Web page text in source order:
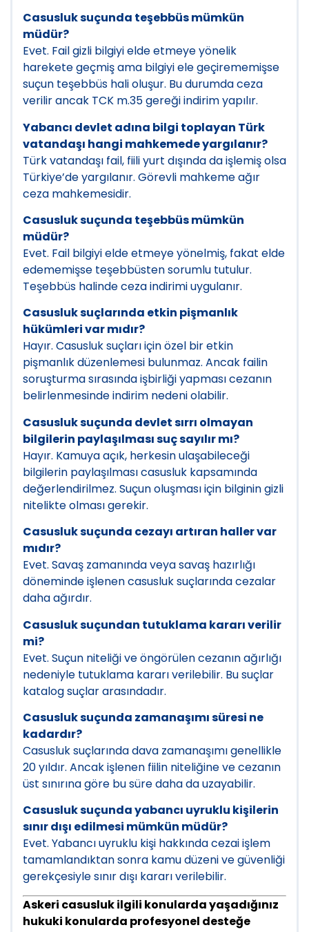
Casusluk suçunda teşebbüs mümkün
müdür?
Evet. Fail gizli bilgiyi elde etmeye yönelik
harekete geçmiş ama bilgiyi ele geçirememişse
suçun teşebbüs hali oluşur. Bu durumda ceza
verilir ancak TCK m.35 gereği indirim yapılır.
Yabancı devlet adına bilgi toplayan Türk
vatandaşı hangi mahkemede yargılanır?
Türk vatandaşı fail, fiili yurt dışında da işlemiş olsa
Türkiye’de yargılanır. Görevli mahkeme ağır
ceza mahkemesidir.
Casusluk suçunda teşebbüs mümkün
müdür?
Evet. Fail bilgiyi elde etmeye yönelmiş, fakat elde
edememişse teşebbüsten sorumlu tutulur.
Teşebbüs halinde ceza indirimi uygulanır.
Casusluk suçlarında etkin pişmanlık
hükümleri var mıdır?
Hayır. Casusluk suçları için özel bir etkin
pişmanlık düzenlemesi bulunmaz. Ancak failin
soruşturma sırasında işbirliği yapması cezanın
belirlenmesinde indirim nedeni olabilir.
Casusluk suçunda devlet sırrı olmayan
bilgilerin paylaşılması suç sayılır mı?
Hayır. Kamuya açık, herkesin ulaşabileceği
bilgilerin paylaşılması casusluk kapsamında
değerlendirilmez. Suçun oluşması için bilginin gizli
nitelikte olması gerekir.
Casusluk suçunda cezayı artıran haller var
mıdır?
Evet. Savaş zamanında veya savaş hazırlığı
döneminde işlenen casusluk suçlarında cezalar
daha ağırdır.
Casusluk suçundan tutuklama kararı verilir
mi?
Evet. Suçun niteliği ve öngörülen cezanın ağırlığı
nedeniyle tutuklama kararı verilebilir. Bu suçlar
katalog suçlar arasındadır.
Casusluk suçunda zamanaşımı süresi ne
kadardır?
Casusluk suçlarında dava zamanaşımı genellikle
20 yıldır. Ancak işlenen fiilin niteliğine ve cezanın
üst sınırına göre bu süre daha da uzayabilir.
Casusluk suçunda yabancı uyruklu kişilerin
sınır dışı edilmesi mümkün müdür?
Evet. Yabancı uyruklu kişi hakkında cezai işlem
tamamlandıktan sonra kamu düzeni ve güvenliği
gerekçesiyle sınır dışı kararı verilebilir.
Askeri casusluk ilgili konularda yaşadığınız
hukuki konularda profesyonel desteğe